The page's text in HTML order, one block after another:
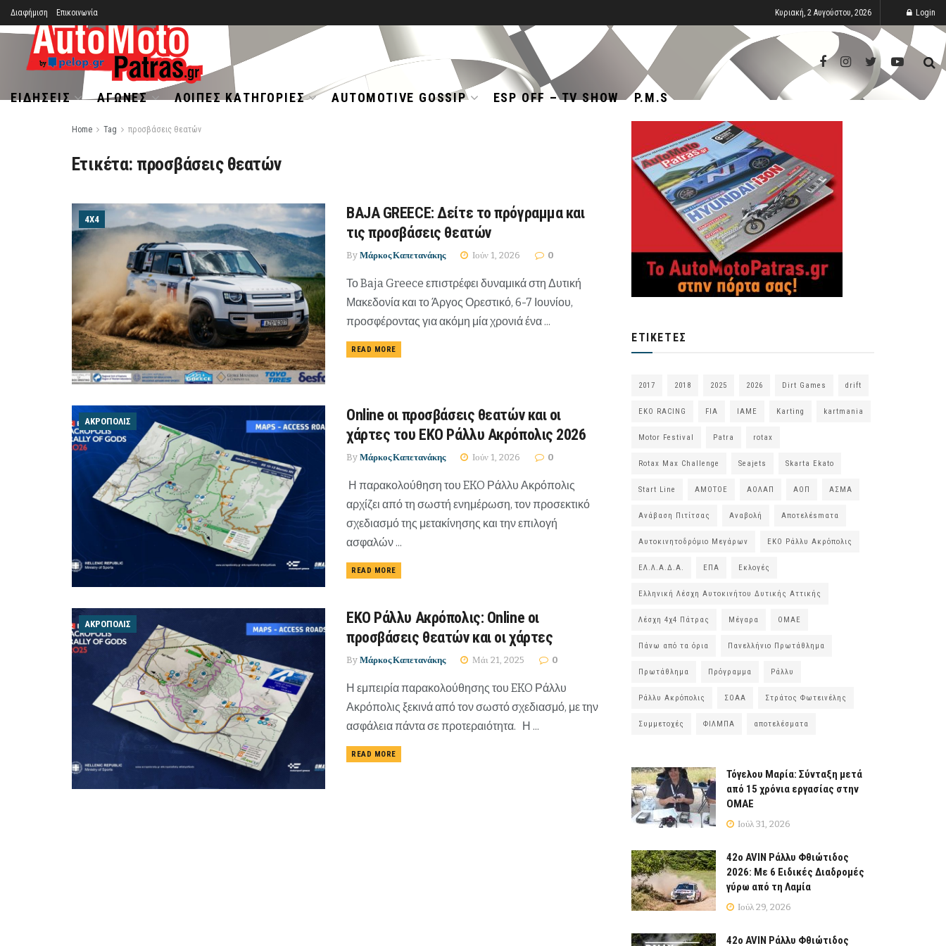
Διαφήμιση Επικοινωνία Κυριακή, 2 Αυγούστου, 2026 Login
ΕΙΔΉΣΕΙΣ ΑΓΏΝΕΣ ΛΟΙΠΈΣ ΚΑΤΗΓΟΡΊΕΣ AUTOMOTIVE GOSSIP ESP OFF – TV SHOW P.M.S
Home Tag προσβάσεις θεατών
Ετικέτα: προσβάσεις θεατών
4Χ4
BAJA GREECE: Δείτε το πρόγραμμα και
τις προσβάσεις θεατών
By Μάρκος Καπετανάκης Ιούν 1, 2026 0
Το Baja Greece επιστρέφει δυναμικά στη Δυτική
Μακεδονία και το Άργος Ορεστικό, 6-7 Ιουνίου,
προσφέροντας για ακόμη μία χρονιά ένα ...
READ MORE
ΑΚΡΌΠΟΛΙΣ
Online οι προσβάσεις θεατών και οι
χάρτες του EKO Ράλλυ Ακρόπολις 2026
By Μάρκος Καπετανάκης Ιούν 1, 2026 0
Η παρακολούθηση του EKO Ράλλυ Ακρόπολις
αρχίζει από τη σωστή ενημέρωση, τον προσεκτικό
σχεδιασμό της μετακίνησης και την επιλογή
ασφαλών ...
READ MORE
ΑΚΡΌΠΟΛΙΣ
EKO Ράλλυ Ακρόπολις: Online oι
προσβάσεις θεατών και οι χάρτες
By Μάρκος Καπετανάκης Μάι 21, 2025 0
Η εμπειρία παρακολούθησης του EKO Ράλλυ
Ακρόπολις ξεκινά από τον σωστό σχεδιασμό, με την
ασφάλεια πάντα σε προτεραιότητα. Η ...
READ MORE
ΕΤΙΚΈΤΕΣ
2017 2018 2025 2026 Dirt Games drift
EKO RACING FIA IAME Karting kartmania
Motor Festival Patra rotax
Rotax Max Challenge Seajets Skarta Ekato
Start Line ΑΜΟΤΟΕ ΑΟΛΑΠ ΑΟΠ ΑΣΜΑ
Ανάβαση Πιτίτσας Αναβολή Αποτελέsmατα
Αυτοκινητοδρόμιο Μεγάρων ΕΚΟ Ράλλυ Ακρόπολις
ΕΛ.Λ.Α.Δ.Α. ΕΠΑ Εκλογές
Ελληνική Λέσχη Αυτοκινήτου Δυτικής Αττικής
Λέσχη 4χ4 Πάτρας Μέγαρα ΟΜΑΕ
Πάνω από τα όρια Πανελλήνιο Πρωτάθλημα
Πρωτάθλημα Πρόγραμμα Ράλλυ
Ράλλυ Ακρόπολις ΣΟΑΑ Στράτος Φωτεινέλης
Συμμετοχές ΦΙΛΜΠΑ αποτελέσματα
Τόγελου Μαρία: Σύνταξη μετά
από 15 χρόνια εργασίας στην
ΟΜΑΕ
Ιούλ 31, 2026
42ο AVIN Ράλλυ Φθιώτιδος
2026: Με 6 Ειδικές Διαδρομές
γύρω από τη Λαμία
Ιούλ 29, 2026
42ο AVIN Ράλλυ Φθιώτιδος